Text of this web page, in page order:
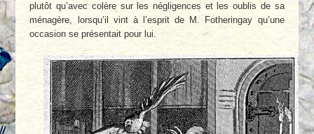
plutôt qu’avec colère sur les né­gligences et les oublis de sa
ménagère, lorsqu’il vint à l’esprit de M. Fotheringay qu’une
occa­sion se présentait pour lui.